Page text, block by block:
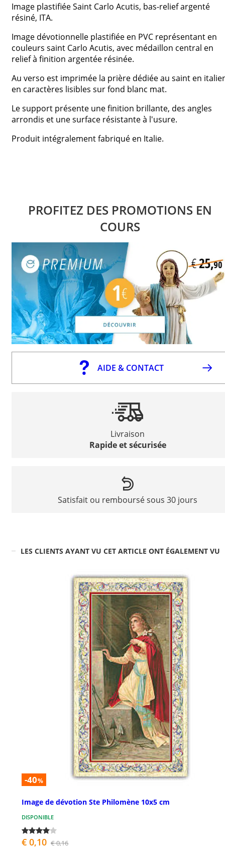
Image plastifiée Saint Carlo Acutis, bas-relief argenté
résiné, ITA.
Image dévotionnelle plastifiée en PVC représentant en
couleurs saint Carlo Acutis, avec médaillon central en
relief à finition argentée résinée.
Au verso est imprimée la prière dédiée au saint en
en caractères lisibles sur fond blanc mat.
Le support présente une finition brillante, des angles
arrondis et une surface résistante à l'usure.
Produit intégralement fabriqué en Italie.
PROFITEZ DES PROMOTIONS EN
COURS
AIDE & CONTACT
Livraison
Rapide et sécurisée
Satisfait ou remboursé sous 30 jours
LES CLIENTS AYANT VU CET ARTICLE ONT ÉGALEMENT VU
-40%
Image de dévotion Ste Philomène 10x5 cm
DISPONIBLE
€ 0,10 € 0,16